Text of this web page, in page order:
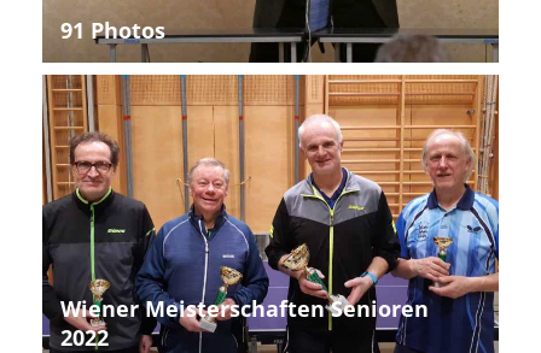
91 Photos
Wiener Meisterschaften Senioren
2022